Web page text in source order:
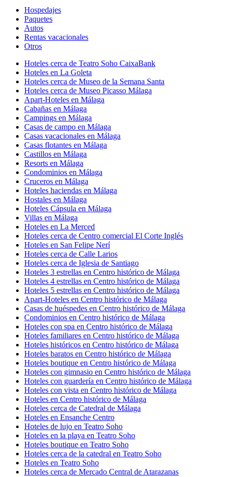
Hospedajes
Paquetes
Autos
Rentas vacacionales
Otros
Hoteles cerca de Teatro Soho CaixaBank
Hoteles en La Goleta
Hoteles cerca de Museo de la Semana Santa
Hoteles cerca de Museo Picasso Málaga
Apart-Hoteles en Málaga
Cabañas en Málaga
Campings en Málaga
Casas de campo en Málaga
Casas vacacionales en Málaga
Casas flotantes en Málaga
Castillos en Málaga
Resorts en Málaga
Condominios en Málaga
Cruceros en Málaga
Hoteles haciendas en Málaga
Hostales en Málaga
Hoteles Cápsula en Málaga
Villas en Málaga
Hoteles en La Merced
Hoteles cerca de Centro comercial El Corte Inglés
Hoteles en San Felipe Nerí
Hoteles cerca de Calle Larios
Hoteles cerca de Iglesia de Santiago
Hoteles 3 estrellas en Centro histórico de Málaga
Hoteles 4 estrellas en Centro histórico de Málaga
Hoteles 5 estrellas en Centro histórico de Málaga
Apart-Hoteles en Centro histórico de Málaga
Casas de huéspedes en Centro histórico de Málaga
Condominios en Centro histórico de Málaga
Hoteles con spa en Centro histórico de Málaga
Hoteles familiares en Centro histórico de Málaga
Hoteles históricos en Centro histórico de Málaga
Hoteles baratos en Centro histórico de Málaga
Hoteles boutique en Centro histórico de Málaga
Hoteles con gimnasio en Centro histórico de Málaga
Hoteles con guardería en Centro histórico de Málaga
Hoteles con vista en Centro histórico de Málaga
Hoteles en Centro histórico de Málaga
Hoteles cerca de Catedral de Málaga
Hoteles en Ensanche Centro
Hoteles de lujo en Teatro Soho
Hoteles en la playa en Teatro Soho
Hoteles boutique en Teatro Soho
Hoteles cerca de la catedral en Teatro Soho
Hoteles en Teatro Soho
Hoteles cerca de Mercado Central de Atarazanas